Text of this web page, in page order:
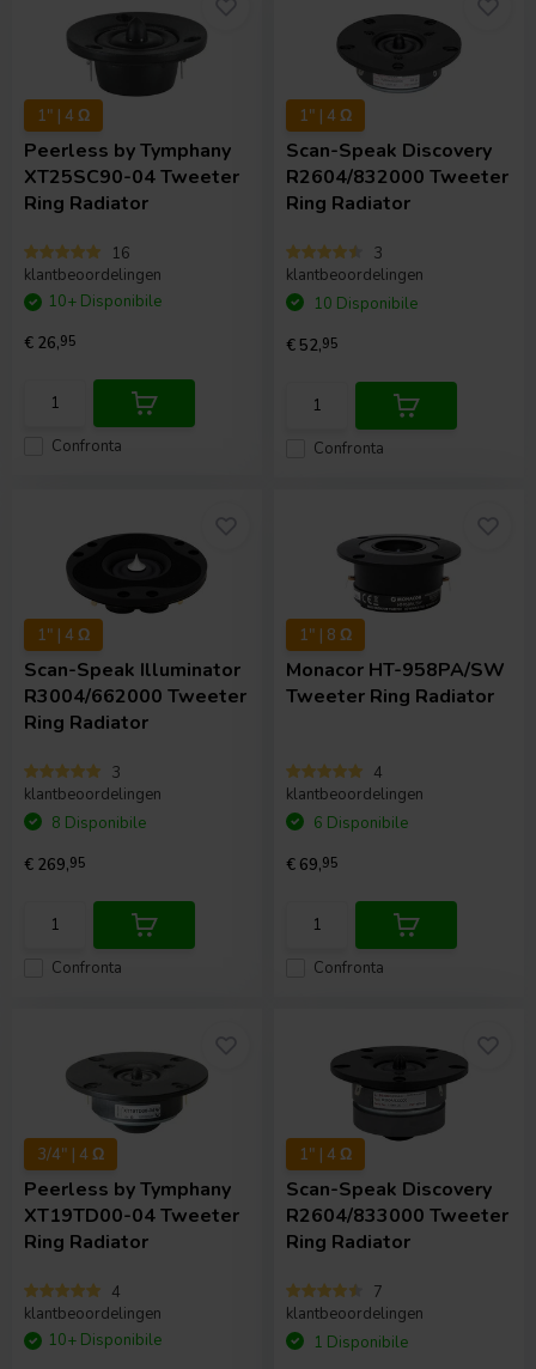
1" | 4 Ω
Peerless by Tymphany
XT25SC90-04 Tweeter
Ring Radiator
16
klantbeoordelingen
Confronta
10+ Disponibile
€ 26,95
1" | 4 Ω
Scan-Speak Discovery
R2604/832000 Tweeter
Ring Radiator
3
klantbeoordelingen
Confronta
10 Disponibile
€ 52,95
1" | 4 Ω
Scan-Speak Illuminator
R3004/662000 Tweeter
Ring Radiator
3
klantbeoordelingen
Confronta
8 Disponibile
€ 269,95
1" | 8 Ω
Monacor HT-958PA/SW
Tweeter Ring Radiator
4
klantbeoordelingen
Confronta
6 Disponibile
€ 69,95
3/4" | 4 Ω
Peerless by Tymphany
XT19TD00-04 Tweeter
Ring Radiator
4
klantbeoordelingen
10+ Disponibile
1" | 4 Ω
Scan-Speak Discovery
R2604/833000 Tweeter
Ring Radiator
7
klantbeoordelingen
1 Disponibile